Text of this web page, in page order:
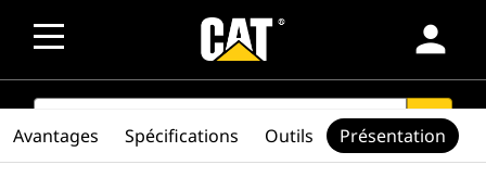
person
SEARCH search
Avantages Spécifications Outils Présentation